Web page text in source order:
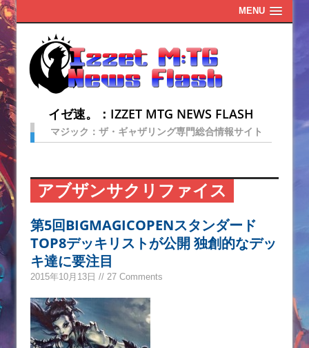
MENU
イゼ速。：IZZET MTG NEWS FLASH
マジック：ザ・ギャザリング専門総合情報サイト
アブザンサクリファイス
第5回BIGMAGICOPENスタンダード
TOP8デッキリストが公開 独創的なデッ
キ達に要注目
2015年10月13日 // 27 Comments